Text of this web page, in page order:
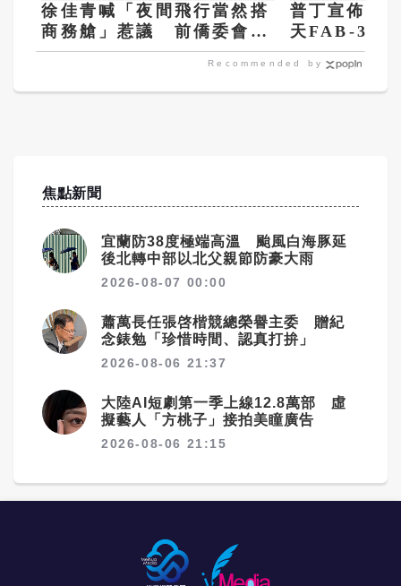
徐佳青喊「夜間飛行當然搭
商務艙」惹議 前僑委會委
員長：應受立院監督
普丁宣佈對
天FAB-
再次襲擊札
Recommended by
焦點新聞
宜蘭防38度極端高溫 颱風白海豚延
後北轉中部以北父親節防豪大雨
2026-08-07 00:00
蕭萬長任張啓楷競總榮譽主委 贈紀
念錶勉「珍惜時間、認真打拚」
2026-08-06 21:37
大陸AI短劇第一季上線12.8萬部 虛
擬藝人「方桃子」接拍美瞳廣告
2026-08-06 21:15